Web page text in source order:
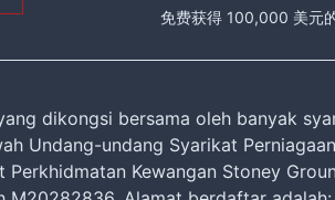
免费获得 100,000 美元
dikongsi bersama oleh banyak
Undang-undang Syarikat
Kewangan Stoney